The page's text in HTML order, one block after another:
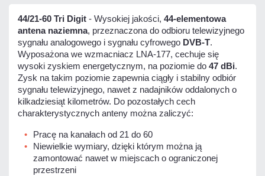
44/21-60 Tri Digit - Wysokiej jakości, 44-elementowa
antena naziemna, przeznaczona do odbioru telewizyjnego
sygnału analogowego i sygnału cyfrowego DVB-T.
Wyposażona we wzmacniacz LNA-177, cechuje się
wysoki zyskiem energetycznym, na poziomie do 47 dBi.
Zysk na takim poziomie zapewnia ciągły i stabilny odbiór
sygnału telewizyjnego, nawet z nadajników oddalonych o
kilkadziesiąt kilometrów. Do pozostałych cech
charakterystycznych anteny można zaliczyć:
Pracę na kanałach od 21 do 60
Niewielkie wymiary, dzięki którym można ją
zamontować nawet w miejscach o ograniczonej
przestrzeni